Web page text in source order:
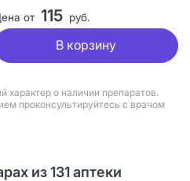
от 115 руб.
В корзину
о наличии препаратов.
проконсультируйтесь с врачом
из 131 аптеки